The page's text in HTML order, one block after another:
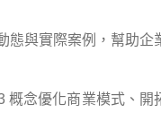
態與實際案例，幫助企
概念優化商業模式、開